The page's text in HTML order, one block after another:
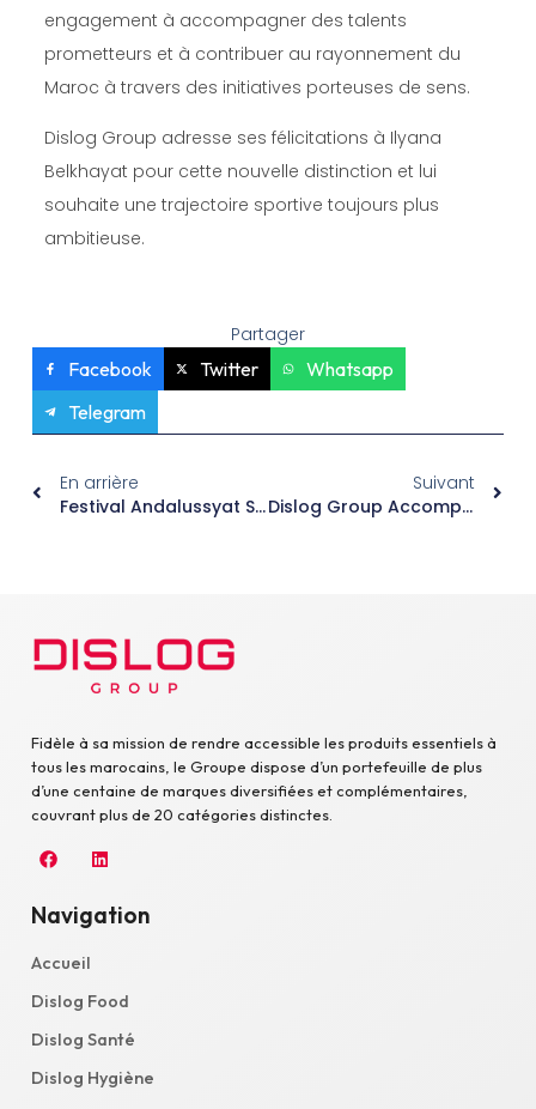
engagement à accompagner des talents
prometteurs et à contribuer au rayonnement du
Maroc à travers des initiatives porteuses de sens.
Dislog Group adresse ses félicitations à Ilyana
Belkhayat pour cette nouvelle distinction et lui
souhaite une trajectoire sportive toujours plus
ambitieuse.
Partager
Facebook
Twitter
Whatsapp
Telegram
En arrière
Festival Andalussyat Signe Son Grand Retour Pour Sa 22ᵉ Édition ! Dislog Group Renouvelle Son Engagement En Faveur Du Patrimoine Culturel Aux Côtés De L’AAMAM.
Suivant
Dislog Group Accompagne Une Avancée Historique De La Chirurgie Robotique Au Maroc
Fidèle à sa mission de rendre accessible les produits essentiels à
tous les marocains, le Groupe dispose d’un portefeuille de plus
d’une centaine de marques diversifiées et complémentaires,
couvrant plus de 20 catégories distinctes.
Navigation
Accueil
Dislog Food
Dislog Santé
Dislog Hygiène